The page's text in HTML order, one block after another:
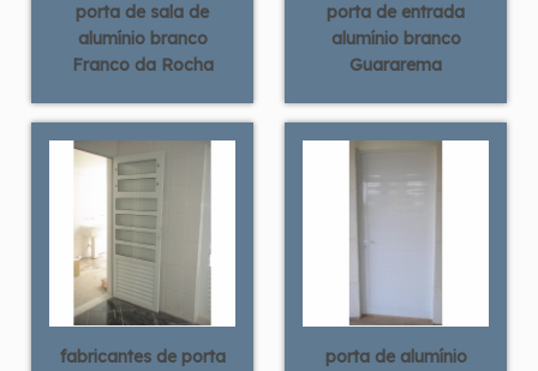
porta de sala de
alumínio branco
Franco da Rocha
porta de entrada
alumínio branco
Guararema
fabricantes de porta
porta de alumínio